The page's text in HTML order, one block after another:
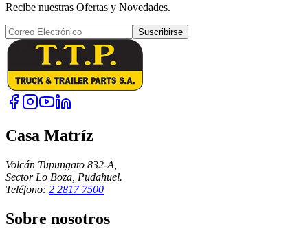
Recibe nuestras Ofertas y Novedades.
Suscribirse
Casa Matríz
Volcán Tupungato 832-A,
Sector Lo Boza, Pudahuel.
Teléfono: 2 2817 7500
Sobre nosotros